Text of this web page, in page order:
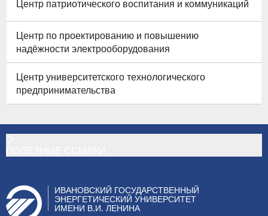
Центр патриотического воспитания и коммуникаций
Центр по проектированию и повышению
надёжности электрооборудования
Центр университетского технологического
предпринимательства
ИВАНОВСКИЙ ГОСУДАРСТВЕННЫЙ
ЭНЕРГЕТИЧЕСКИЙ УНИВЕРСИТЕТ
ИМЕНИ В.И. ЛЕНИНА